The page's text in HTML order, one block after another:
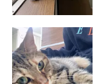
ねこのきもち投稿写真ギャラリー
動物病院が嫌いなコに